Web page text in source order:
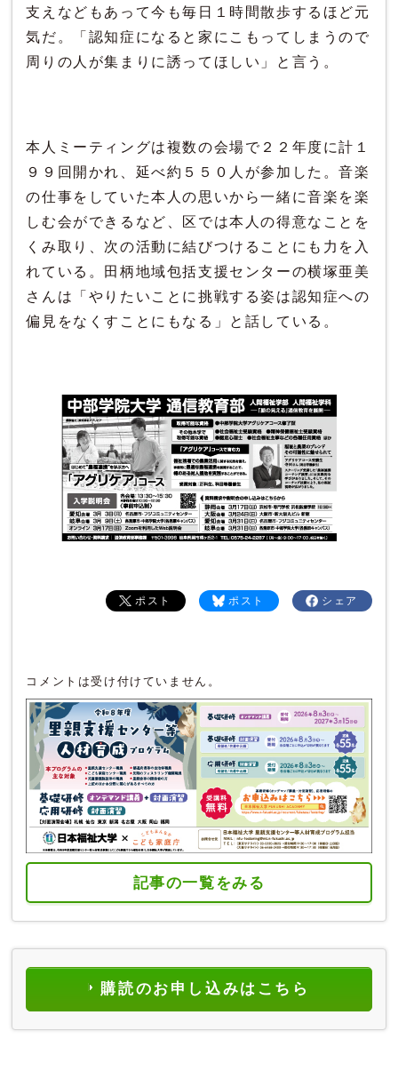
支えなどもあって今も毎日１時間散歩するほど元
気だ。「認知症になると家にこもってしまうので
周りの人が集まりに誘ってほしい」と言う。
本人ミーティングは複数の会場で２２年度に計１
９９回開かれ、延べ約５５０人が参加した。音楽
の仕事をしていた本人の思いから一緒に音楽を楽
しむ会ができるなど、区では本人の得意なことを
くみ取り、次の活動に結びつけることにも力を入
れている。田柄地域包括支援センターの横塚亜美
さんは「やりたいことに挑戦する姿は認知症への
偏見をなくすことにもなる」と話している。
シェア
ポスト
ポスト
コメントは受け付けていません。
記事の一覧をみる
購読のお申し込みはこちら